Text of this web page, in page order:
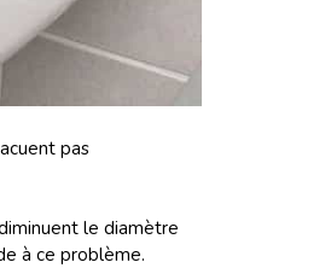
pas
le diamètre
à ce problème.